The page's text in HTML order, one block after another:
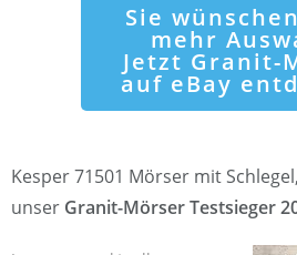
Sie
mehr
Jetzt Granit-
auf eBay
Kesper 71501 Mörser mit
unser Granit-Mörser Testsieger